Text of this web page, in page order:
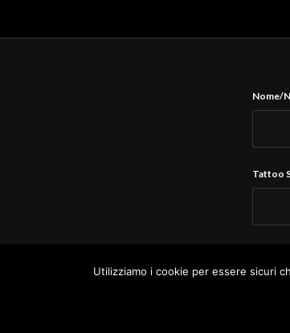
Nome/
Tattoo
Utilizziamo i cookie per essere sicuri